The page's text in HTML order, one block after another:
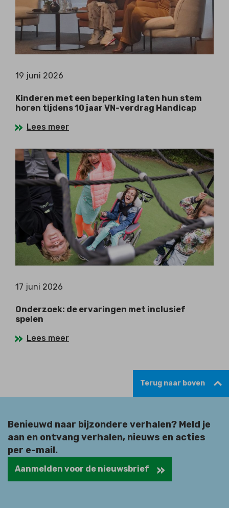
19 juni 2026
Kinderen met een beperking laten hun stem
horen tijdens 10 jaar VN-verdrag Handicap
Lees meer
17 juni 2026
Onderzoek: de ervaringen met inclusief
spelen
Lees meer
Terug naar boven
Benieuwd naar bijzondere verhalen? Meld je
aan en ontvang verhalen, nieuws en acties
per e-mail.
Aanmelden voor de nieuwsbrief